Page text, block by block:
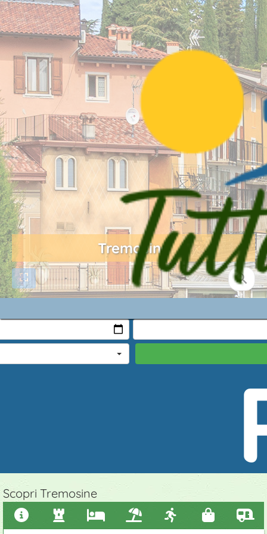
Tremosine
Scopri Tremosine